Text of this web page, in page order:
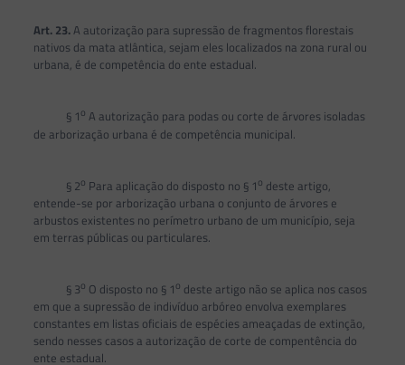
Art. 23.A autorização para supressão de fragmentos florestais
nativos da mata atlântica, sejam eles localizados na zona rural ou
urbana, é de competência do ente estadual.
§ 1o A autorização para podas ou corte de árvores isoladas
de arborização urbana é de competência municipal.
§ 2o Para aplicação do disposto no § 1o deste artigo,
entende-se por arborização urbana o conjunto de árvores e
arbustos existentes no perímetro urbano de um município, seja
em terras públicas ou particulares.
§ 3o O disposto no § 1o deste artigo não se aplica nos casos
em que a supressão de indivíduo arbóreo envolva exemplares
constantes em listas oficiais de espécies ameaçadas de extinção,
sendo nesses casos a autorização de corte de compentência do
ente estadual.